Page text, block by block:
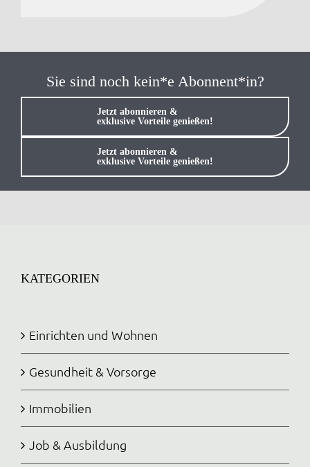
Sie sind noch kein*e Abonnent*in?
Jetzt abonnieren &
exklusive Vorteile genießen!
Jetzt abonnieren &
exklusive Vorteile genießen!
KATEGORIEN
Einrichten und Wohnen
Gesundheit & Vorsorge
Immobilien
Job & Ausbildung